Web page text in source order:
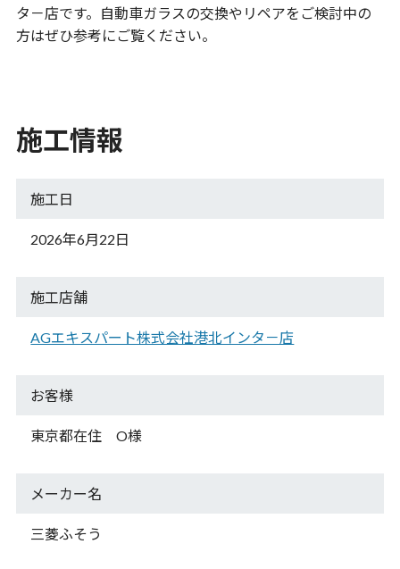
タ－店です。自動車ガラスの交換やリペアをご検討中の
方はぜひ参考にご覧ください。
施工情報
施工日
2026年6月22日
施工店舗
AGエキスパート株式会社港北インタ－店
お客様
東京都在住 O様
メーカー名
三菱ふそう